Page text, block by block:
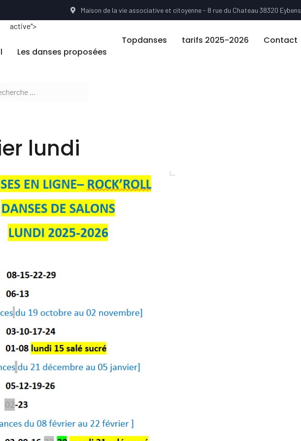
Maison de la vie associative et citoyenne - 8 rue du Chateau 38320 Eybens
active">
Les danses proposées
Topdanses tarifs 2025-2026 Contact
lundi